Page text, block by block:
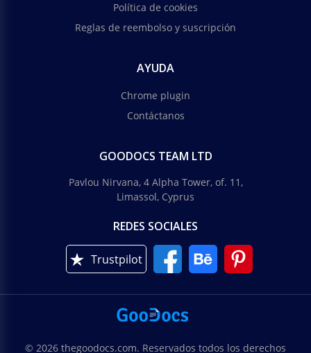
Política de cookies
Reglas de reembolso y suscripción
AYUDA
Chrome plugin
Contáctanos
GOODOCS TEAM LTD
Pavlou Nirvana, 4 Alpha Tower, of. 11,
Limassol, Cyprus
REDES SOCIALES
Trustpilot
© 2026 thegoodocs.com. Reservados todos los derechos